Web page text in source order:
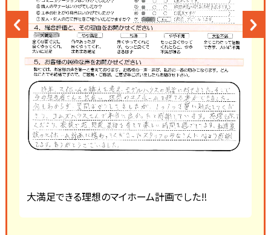
大満足できる理想のマイホーム計画でした‼